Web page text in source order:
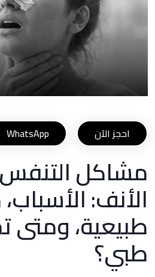
احجز الآن WhatsApp
مشاكل
الأنف:
طبيعية، ومتى
طبي؟